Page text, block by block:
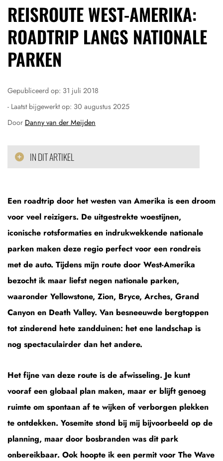
REISROUTE WEST-AMERIKA:
ROADTRIP LANGS NATIONALE
PARKEN
Gepubliceerd op: 31 juli 2018
- Laatst bijgewerkt op: 30 augustus 2025
Door Danny van der Meijden
IN DIT ARTIKEL
Een roadtrip door het westen van Amerika is een droom
voor veel reizigers. De uitgestrekte woestijnen,
iconische rotsformaties en indrukwekkende nationale
parken maken deze regio perfect voor een rondreis
met de auto. Tijdens mijn route door West-Amerika
bezocht ik maar liefst negen nationale parken,
waaronder Yellowstone, Zion, Bryce, Arches, Grand
Canyon en Death Valley. Van besneeuwde bergtoppen
tot zinderend hete zandduinen: het ene landschap is
nog spectaculairder dan het andere.
Het fijne van deze route is de afwisseling. Je kunt
vooraf een globaal plan maken, maar er blijft genoeg
ruimte om spontaan af te wijken of verborgen plekken
te ontdekken. Yosemite stond bij mij bijvoorbeeld op de
planning, maar door bosbranden was dit park
onbereikbaar. Ook hoopte ik een permit voor The Wave